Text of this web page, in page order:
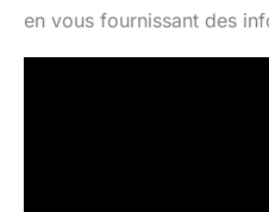
en vous fournissant des